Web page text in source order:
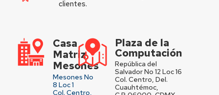
clientes.
Casa
Matriz
Mesones
Mesones No
8 Loc 1
Col. Centro,
Plaza de la
Computación
República del
Salvador No 12 Loc 16
Col. Centro, Del.
Cuauhtémoc,